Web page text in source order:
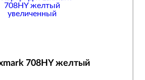
708HY желтый